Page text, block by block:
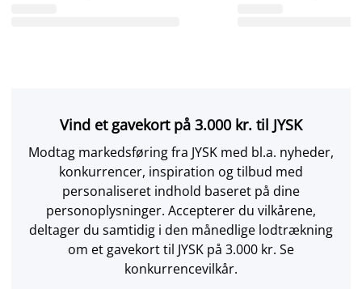
Vind et gavekort på 3.000 kr. til JYSK
Modtag markedsføring fra JYSK med bl.a. nyheder,
konkurrencer, inspiration og tilbud med
personaliseret indhold baseret på dine
personoplysninger. Accepterer du vilkårene,
deltager du samtidig i den månedlige lodtrækning
om et gavekort til JYSK på 3.000 kr. Se
konkurrencevilkår.